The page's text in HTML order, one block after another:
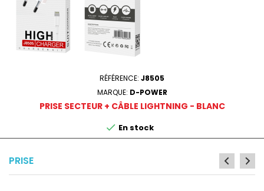
RÉFÉRENCE: J8505
MARQUE: D-POWER
PRISE SECTEUR + CÂBLE LIGHTNING - BLANC
 En stock
PRISE